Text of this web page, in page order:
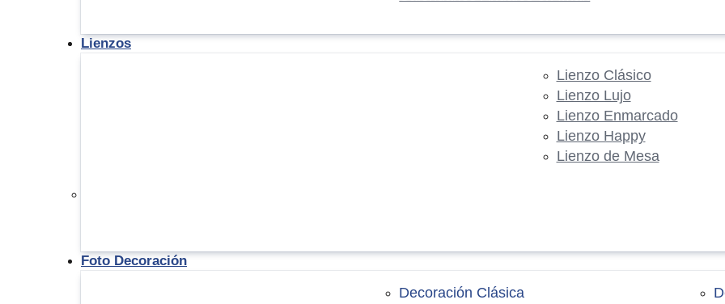
Lienzos
Lienzo Clásico
Lienzo Lujo
Lienzo Enmarcado
Lienzo Happy
Lienzo de Mesa
Foto Decoración
Decoración Clásica